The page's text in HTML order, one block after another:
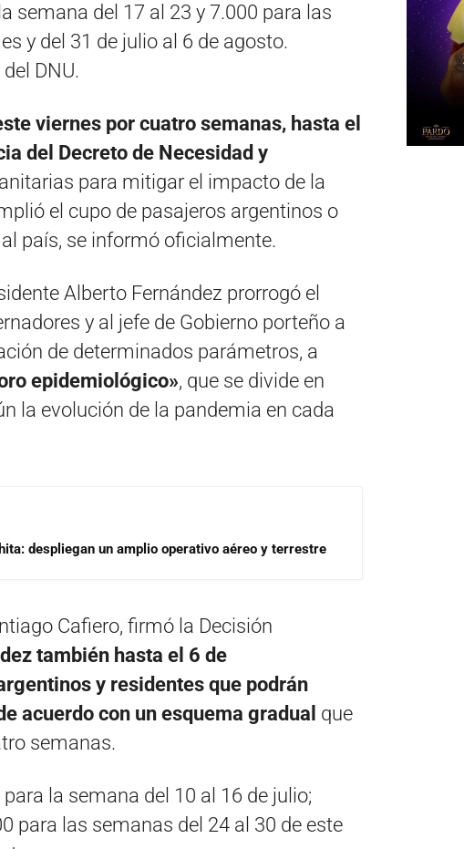
semana del 17 al 23 y 7.000 para las
y del 31 de julio al 6 de agosto.
DNU.
viernes por cuatro semanas, hasta el
del Decreto de Necesidad y
para mitigar el impacto de la
el cupo de pasajeros argentinos o
país, se informó oficialmente.
Alberto Fernández prorrogó el
y al jefe de Gobierno porteño a
de determinados parámetros, a
epidemiológico», que se divide en
la evolución de la pandemia en cada
despliegan un amplio operativo aéreo y terrestre
Cafiero, firmó la Decisión
también hasta el 6 de
y residentes que podrán
acuerdo con un esquema gradual que
semanas.
la semana del 10 al 16 de julio;
para las semanas del 24 al 30 de este